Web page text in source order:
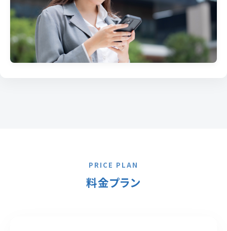
PRICE PLAN
料金プラン